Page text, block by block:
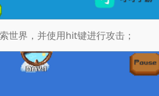
世界，并使用hit键进行攻击；